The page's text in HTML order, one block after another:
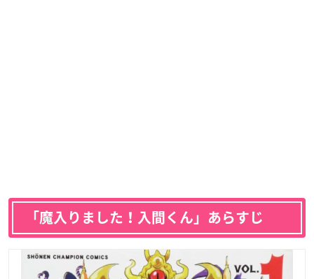
「魔入りました！入間くん」あらすじ